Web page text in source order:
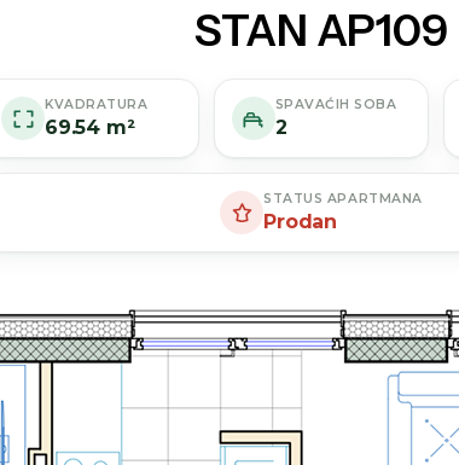
STAN AP109
KVADRATURA
69.54 m²
SPAVAĆIH SOBA
2
STATUS APARTMANA
Prodan